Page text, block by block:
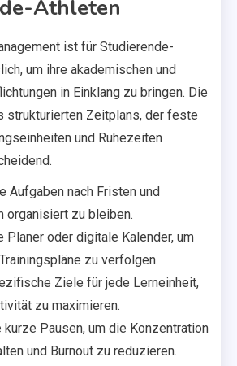
Athleten
ist für Studierende-
um ihre akademischen und
in Einklang zu bringen. Die
strukturierten Zeitplans, der feste
und Ruhezeiten
Aufgaben nach Fristen und
organisiert zu bleiben.
Planer oder digitale Kalender, um
zu verfolgen.
Ziele für jede Lerneinheit,
zu maximieren.
kurze Pausen, um die Konzentration
und Burnout zu reduzieren.